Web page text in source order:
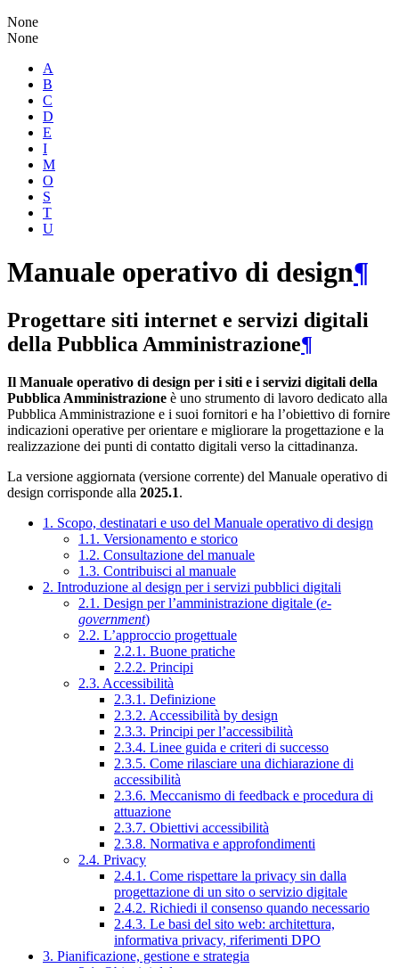
None
None
A
B
C
D
E
I
M
O
S
T
U
Manuale operativo di design¶
Progettare siti internet e servizi digitali
della Pubblica Amministrazione¶
Il Manuale operativo di design per i siti e i servizi digitali della
Pubblica Amministrazione è uno strumento di lavoro dedicato alla
Pubblica Amministrazione e i suoi fornitori e ha l’obiettivo di fornire
indicazioni operative per orientare e migliorare la progettazione e la
realizzazione dei punti di contatto digitali verso la cittadinanza.
La versione aggiornata (versione corrente) del Manuale operativo di
design corrisponde alla 2025.1.
1. Scopo, destinatari e uso del Manuale operativo di design
1.1. Versionamento e storico
1.2. Consultazione del manuale
1.3. Contribuisci al manuale
2. Introduzione al design per i servizi pubblici digitali
2.1. Design per l’amministrazione digitale (e-
government)
2.2. L’approccio progettuale
2.2.1. Buone pratiche
2.2.2. Principi
2.3. Accessibilità
2.3.1. Definizione
2.3.2. Accessibilità by design
2.3.3. Principi per l’accessibilità
2.3.4. Linee guida e criteri di successo
2.3.5. Come rilasciare una dichiarazione di
accessibilità
2.3.6. Meccanismo di feedback e procedura di
attuazione
2.3.7. Obiettivi accessibilità
2.3.8. Normativa e approfondimenti
2.4. Privacy
2.4.1. Come rispettare la privacy sin dalla
progettazione di un sito o servizio digitale
2.4.2. Richiedi il consenso quando necessario
2.4.3. Le basi del sito web: architettura,
informativa privacy, riferimenti DPO
3. Pianificazione, gestione e strategia